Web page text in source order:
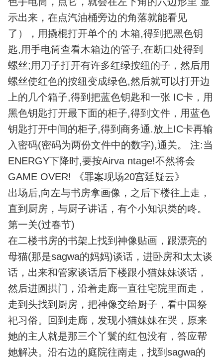
示出来，在点汽油桶旁边的角落就能看见
了），用撬棍打开单个的 木箱,得到把黑色钥
匙,用手电筒查看木箱边的管子,在断口处得到
螺丝;用刀子打开有许多红绿按纽的子，然后用
螺丝使红色的按纽变成绿色,然后就可以打开边
上的几个箱子,得到把蓝色钥匙和一张 IC卡，用
黑色钥匙打开最下面的柜子,得到文件，用蓝色
钥匙打开中间的柜子,得到商务通.放上IC卡再输
入密码(密码为两份文件中的数字),通关。 注:当
ENERGY下降时,要按Airva ntage!不然将会
GAME OVER! 《罪案现场20宫廷疑云》
出场后,向左与书房拿画像，之后下楼往上走，
直到厨房，与厨子讲话，有个小知识类的咚。
第一关(过春节)
在二楼书房的书架上找到神像贴画，跟漂亮的
母猫(那是sagwa的妈妈)谈话，进卧房和太太谈
话，出来和管家谈话后下楼跟小猫妹妹谈话，
然后进圆拱门，沿着走廊一直往宅院里面走，
走到头找到厨房，把神像交给厨子，看中国祭
祀习俗。回到走廊，发现小猫妹妹在哭，原来
她的主人就是那三个丫鬟的红包没有，答应帮
她解决。沿右边的庭院往南走，找到sagwa的